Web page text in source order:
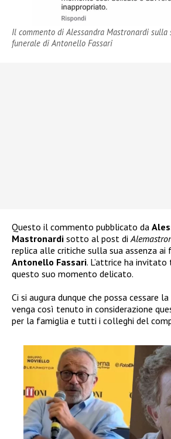
Il commento di Alessandra Mastronardi sulla
funerale di Antonello Fassari
Questo il commento pubblicato da
Mastronardi sotto al post di
replica alle critiche sulla sua assenza ai
Antonello Fassari. L’attrice ha
questo suo momento delicato.
Ci si augura dunque che possa cessare
venga così tenuto in considerazione
per la famiglia e tutti i colleghi del